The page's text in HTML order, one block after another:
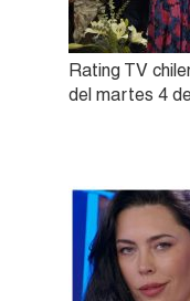
Rating TV
del martes 4